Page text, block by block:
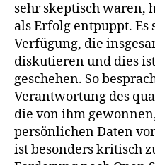
sehr skeptisch waren,
als Erfolg entpuppt. Es
Verfügung, die
diskutieren und dies
geschehen. So
Verantwortung des
die von ihm
persönlichen Daten
ist besonders kritisch